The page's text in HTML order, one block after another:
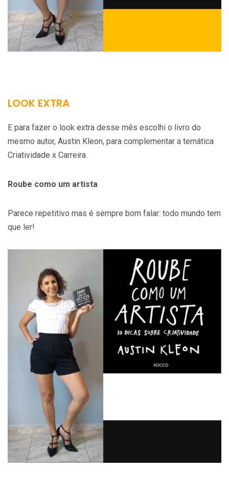
LOOK EXTRA
E para fazer o look extra desse mês escolhi o livro do
mesmo autor, Austin Kleon, para complementar a temática
Criatividade x Carreira.
Roube como um artista
Parece repetitivo mas é sempre bom falar: todo mundo tem
que ler!